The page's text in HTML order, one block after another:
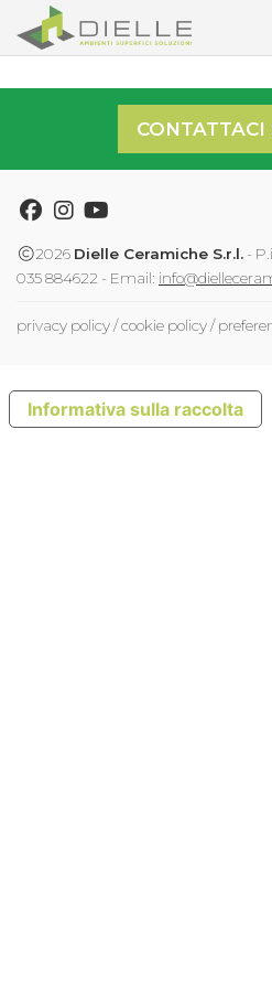
Dielle Ceramiche
CONTATTACI
Facebook
Instagram
Youtube
2026 Dielle Ceramiche S.r.l. -
035 884622 - Email:
privacy policy/cookie policy/
Informativa sulla raccolta